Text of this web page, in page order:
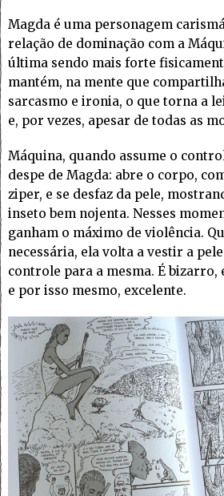
Magda é uma personagem
relação de dominação com a
última sendo mais forte
mantém, na mente que
sarcasmo e ironia, o que torna a
e, por vezes, apesar de todas as
Máquina, quando assume o
despe de Magda: abre o corpo,
ziper, e se desfaz da pele,
inseto bem nojenta. Nesses
ganham o máximo de violência.
necessária, ela volta a vestir a
controle para a mesma. É
e por isso mesmo, excelente.